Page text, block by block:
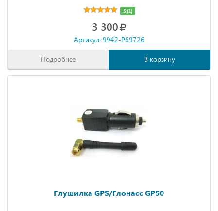
5 (1)
3 300
Артикул: 9942-P69726
Подробнее В корзину
Глушилка GPS/Глонасс GP50